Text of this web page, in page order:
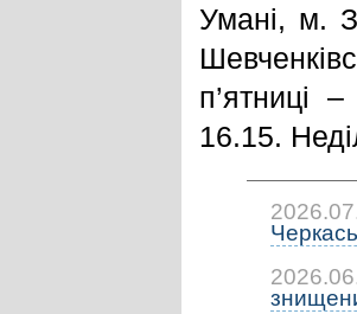
Умані, м.
п’ятниці
16.15.